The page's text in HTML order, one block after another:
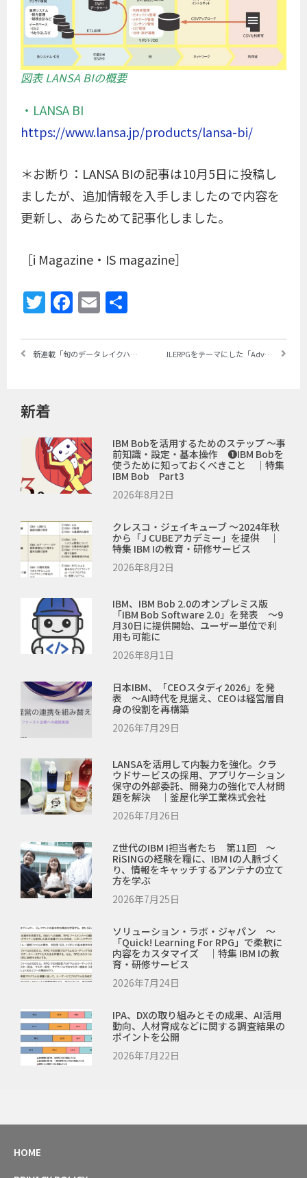
図表 LANSA BIの概要
・LANSA BI
https://www.lansa.jp/products/lansa-bi/
＊お断り：LANSA BIの記事は10月5日に投稿し
ましたが、追加情報を入手しましたので内容を
更新し、あらためて記事化しました。
［i Magazine・IS magazine］
Twitter
Facebook
Email
新連載「旬のデータレイクハウス、watsonx.dataが“イイね”のポイント」❶ ～データレイクハウスはなぜ必要になってきたのか ILERPGをテーマにした「Advent Calendar 2023」スタート、中部システムを中心にしたIBM iエンジニア
新着
IBM Bobを活用するためのステップ ～事
前知識・設定・基本操作 ❶IBM Bobを
使うために知っておくべきこと ｜特集
IBM Bob Part3
2026年8月2日
クレスコ・ジェイキューブ ～2024年秋
から「J CUBEアカデミー」を提供 ｜
特集 IBM Iの教育・研修サービス
2026年8月2日
IBM、IBM Bob 2.0のオンプレミス版
「IBM Bob Software 2.0」を発表 ～9
月30日に提供開始、ユーザー単位で利
用も可能に
2026年8月1日
日本IBM、「CEOスタディ2026」を発
表 ～AI時代を見据え、CEOは経営層自
身の役割を再構築
2026年7月29日
LANSAを活用して内製力を強化。クラ
ウドサービスの採用、アプリケーション
保守の外部委託、開発力の強化で人材問
題を解決 ｜釜屋化学工業株式会社
2026年7月26日
Z世代のIBM I担当者たち 第11回 ～
RiSINGの経験を糧に、IBM Iの人脈づく
り、情報をキャッチするアンテナの立て
方を学ぶ
2026年7月25日
ソリューション・ラボ・ジャパン ～
「Quick! Learning For RPG」で柔軟に
内容をカスタマイズ ｜特集 IBM Iの教
育・研修サービス
2026年7月24日
IPA、DXの取り組みとその成果、AI活用
動向、人材育成などに関する調査結果の
ポイントを公開
2026年7月22日
HOME